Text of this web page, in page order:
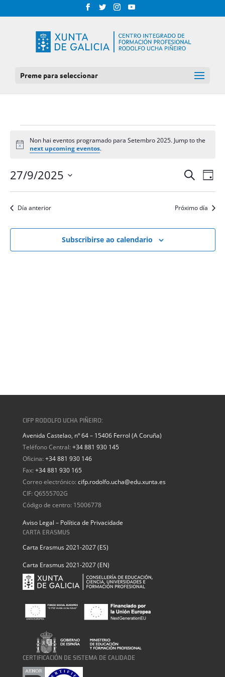
Preme para seleccionar
EVENTOS
FOR
SETEMBRO
2025
Notice
Non hai eventos programado para Setembro 2025. Jump to the
next upcoming eventos.
DE
BUSCA
E
VISTAS
EVENTOS
Procurar
DE
DE
Día
27/9/2025
Día anterior Próximo día
Subscribirse ao calendario
CIFP RODOLFO UCHA PIÑEIRO:
Avenida Castelao, nº 64 – 15406 Ferrol (A Coruña)
Teléfono Central: +34 881 930 145
Oficina: +34 881 930 146
Fax: +34 881 930 165
Correo electrónico: cifp.rodolfo.ucha@edu.xunta.es
CIF: Q6555702G
Código de centro: 15006778
Aviso Legal – Política de Privacidade
CARTA ERASMUS
Carta Erasmus 2021-2027 (ES)
Carta Erasmus 2021-2027 (EN)
CERTIFICACIÓN DE SISTEMA DE CALIDADE